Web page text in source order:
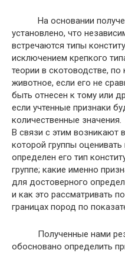
На основании
установлено, что
встречаются типы
исключением крепкого
теории в скотоводстве,
животное, если его не
быть отнесен к тому или
если учтенные признаки
количественные значения.
В связи с этим возникают
которой группы
определен его тип
группе; какие именно
для достоверного
и как это рассматривать
границах пород по
Полученные нами
обосновано определить